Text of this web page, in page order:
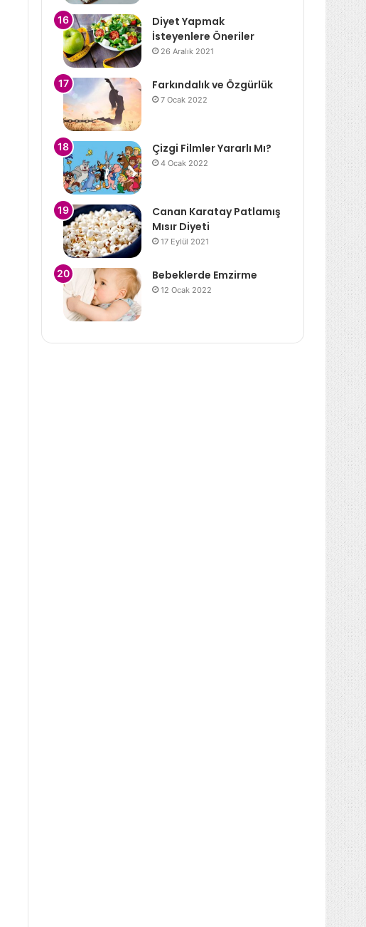
Diyet Yapmak
İsteyenlere Öneriler
26 Aralık 2021
Farkındalık ve Özgürlük
7 Ocak 2022
Çizgi Filmler Yararlı Mı?
4 Ocak 2022
Canan Karatay Patlamış
Mısır Diyeti
17 Eylül 2021
Bebeklerde Emzirme
12 Ocak 2022